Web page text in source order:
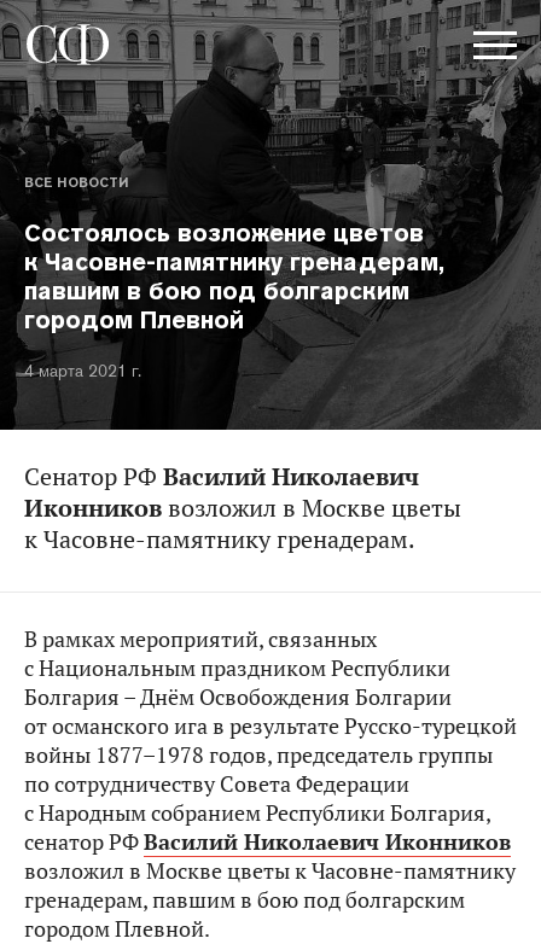
ВСЕ НОВОСТИ
Состоялось возложение цветов
к Часовне-памятнику гренадерам,
павшим в бою под болгарским
городом Плевной
4 марта 2021 г.
Сенатор РФ Василий Николаевич
Иконниковвозложил в Москве цветы
к Часовне-памятнику гренадерам.
В рамках мероприятий, связанных
с Национальным праздником Республики
Болгария – Днём Освобождения Болгарии
от османского ига в результате Русско-турецкой
войны 1877–1978 годов, председатель группы
по сотрудничеству Совета Федерации
с Народным собранием Республики Болгария,
сенатор РФВасилий Николаевич Иконников
возложил в Москве цветы к Часовне-памятнику
гренадерам, павшим в бою под болгарским
городом Плевной.